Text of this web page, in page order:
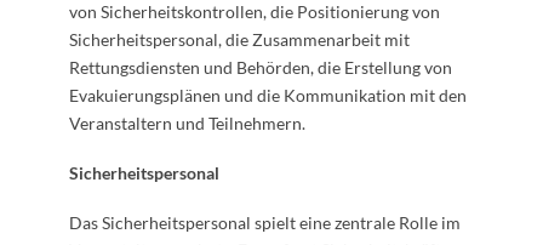
von Sicherheitskontrollen, die Positionierung von
Sicherheitspersonal, die Zusammenarbeit mit
Rettungsdiensten und Behörden, die Erstellung von
Evakuierungsplänen und die Kommunikation mit den
Veranstaltern und Teilnehmern.
Sicherheitspersonal
Das Sicherheitspersonal spielt eine zentrale Rolle im